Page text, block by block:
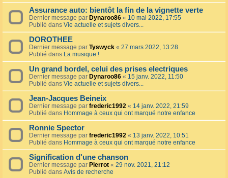
Assurance auto: bientôt la fin de la vignette verte
Dernier message par Dynaroo86 « 10 mai 2022, 17:55
Publié dans Vie actuelle et sujets divers...
DOROTHEE
Dernier message par Tyswyck « 27 mars 2022, 13:28
Publié dans La musique !
Un grand bordel, celui des prises electriques
Dernier message par Dynaroo86 « 15 janv. 2022, 11:50
Publié dans Vie actuelle et sujets divers...
Jean-Jacques Beineix
Dernier message par frederic1992 « 14 janv. 2022, 21:59
Publié dans Hommage à ceux qui ont marqué notre enfance
Ronnie Spector
Dernier message par frederic1992 « 13 janv. 2022, 10:51
Publié dans Hommage à ceux qui ont marqué notre enfance
Signification d'une chanson
Dernier message par Pierrot « 29 nov. 2021, 21:12
Publié dans Avis de recherche